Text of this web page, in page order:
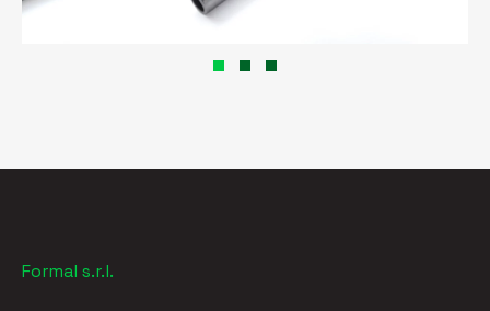
Formal s.r.l.